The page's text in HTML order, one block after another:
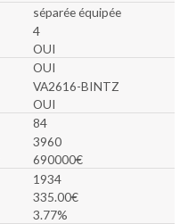
séparée équipée
4
OUI
OUI
VA2616-BINTZ
OUI
84
3960
690000€
1934
335.00€
3.77%